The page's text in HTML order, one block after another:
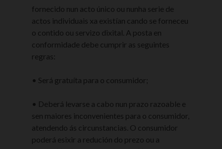
fornecido nun acto único ou nunha serie de
actos individuais xa existían cando se forneceu
o contido ou servizo dixital. A posta en
conformidade debe cumprir as seguintes
regras:
• Será gratuíta para o consumidor;
• Deberá levarse a cabo nun prazo razoable e
sen maiores inconvenientes para o consumidor,
atendendo ás circunstancias. O consumidor
poderá esixir a redución do prezo ou a